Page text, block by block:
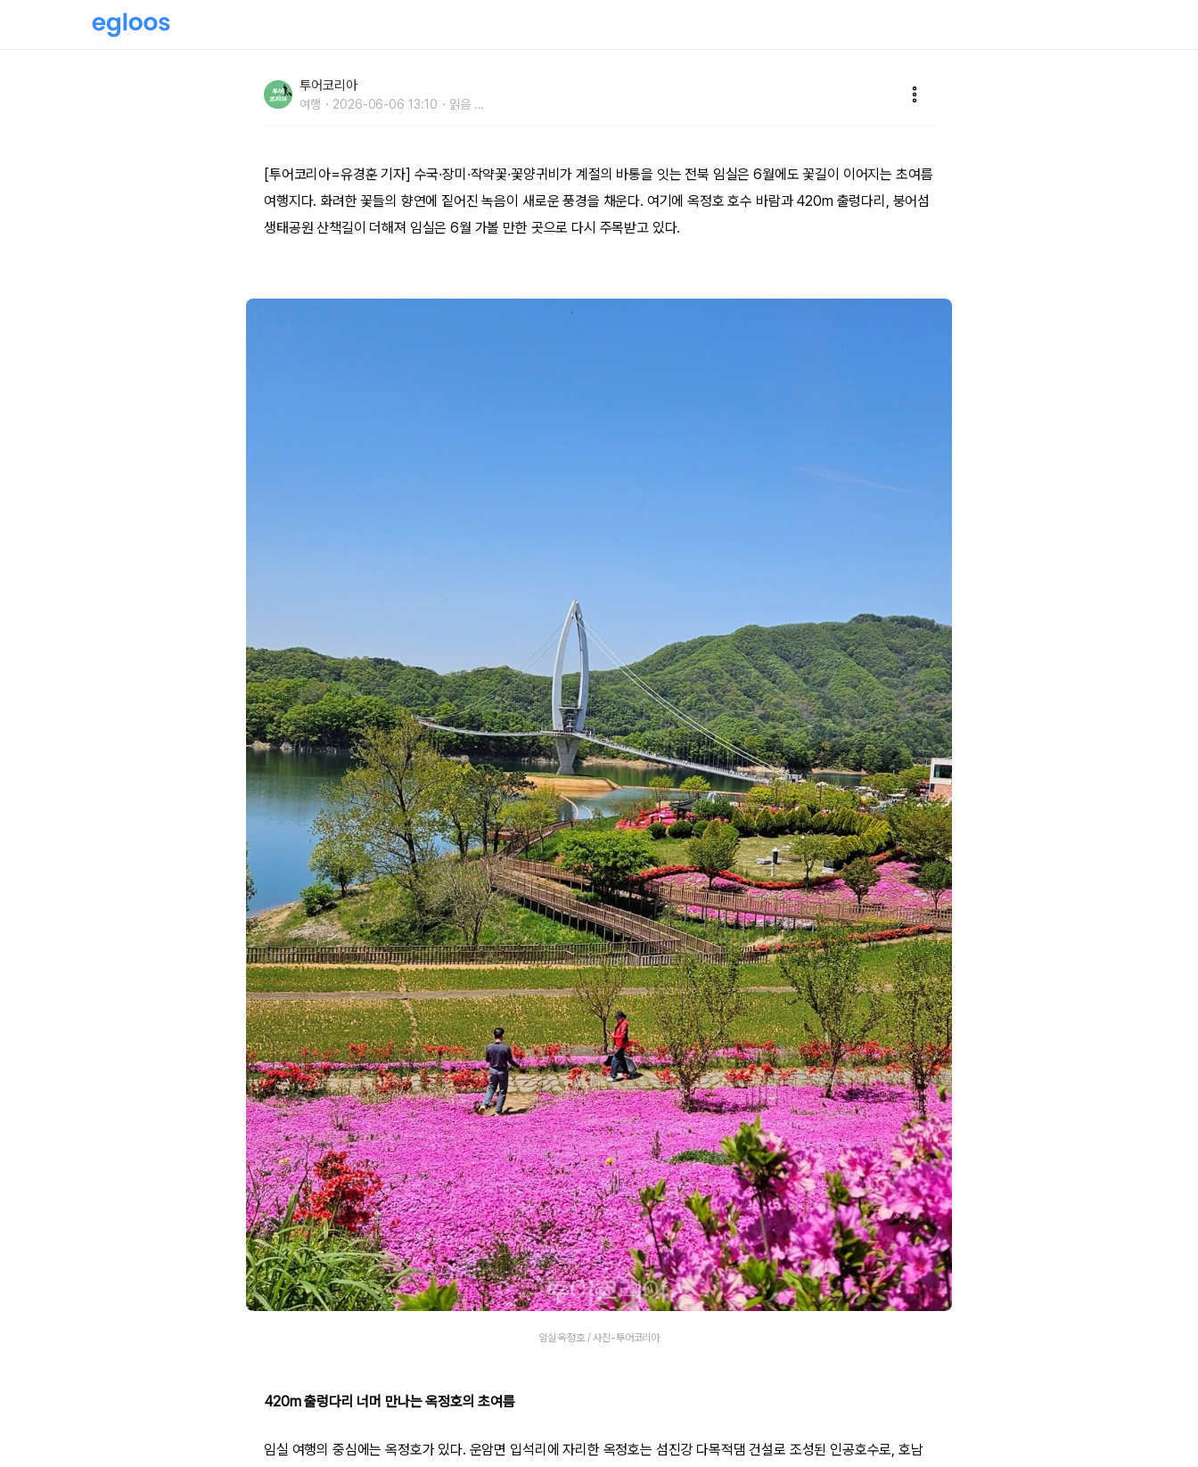
투어코리아
여행 2026-06-06 13:10 읽음 ...
[투어코리아=유경훈 기자] 수국·장미·작약꽃·꽃양귀비가 계절의 바통을 잇는 전북 임실은 6월에도 꽃길이 이어지는 초여름
여행지다. 화려한 꽃들의 향연에 짙어진 녹음이 새로운 풍경을 채운다. 여기에 옥정호 호수 바람과 420m 출렁다리, 붕어섬
생태공원 산책길이 더해져 임실은 6월 가볼 만한 곳으로 다시 주목받고 있다.
임실 옥정호 / 사진-투어코리아
420m 출렁다리 너머 만나는 옥정호의 초여름
임실 여행의 중심에는 옥정호가 있다. 운암면 입석리에 자리한 옥정호는 섬진강 다목적댐 건설로 조성된 인공호수로, 호남